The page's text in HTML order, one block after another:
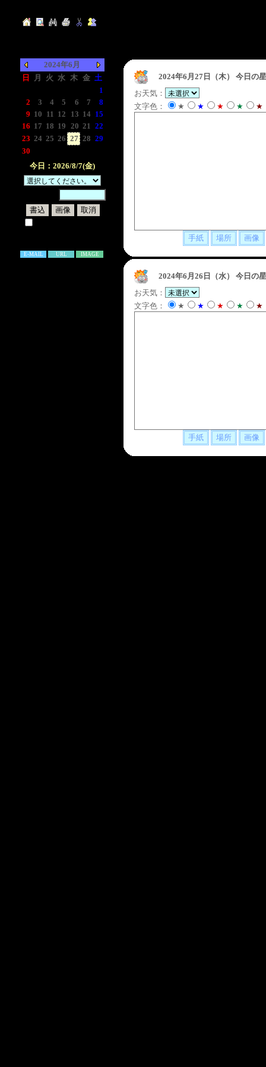
2024年6月
日
月 火 水 木 金 土
1
2
3 4 5 6 7
8
9 10 11 12 13 14 15
16 17 18 19 20 21 22
23 24 25 26 27 28 29
30
今日：2026/8/7(金)
E-MAIL URL IMAGE
2024年6月27日（木）
今日の
お天気：
文字色：
★ ★ ★ ★ ★
2024年6月26日（水）
今日の
お天気：
文字色：
★ ★ ★ ★ ★